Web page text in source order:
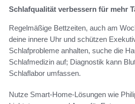
Schlafqualität verbessern für mehr
Regelmäßige Bettzeiten, auch am
deine innere Uhr und schützen
Schlafprobleme anhalten, suche die
Schlafmedizin auf; Diagnostik kann
Schlaflabor umfassen.
Nutze Smart‑Home‑Lösungen wie